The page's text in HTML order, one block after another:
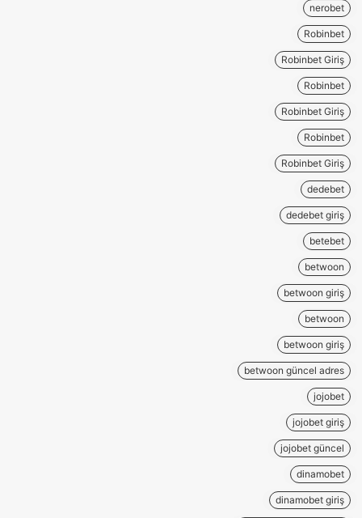
nerobet
Robinbet
Robinbet Giriş
Robinbet
Robinbet Giriş
Robinbet
Robinbet Giriş
dedebet
dedebet giriş
betebet
betwoon
betwoon giriş
betwoon
betwoon giriş
betwoon güncel adres
jojobet
jojobet giriş
jojobet güncel
dinamobet
dinamobet giriş